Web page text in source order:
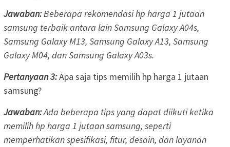
Jawaban:Beberapa rekomendasi hp harga 1 jutaan
samsung terbaik antara lain Samsung Galaxy A04s,
Samsung Galaxy M13, Samsung Galaxy A13, Samsung
Galaxy M04, dan Samsung Galaxy A03s.
Pertanyaan 3:Apa saja tips memilih hp harga 1 jutaan
samsung?
Jawaban:Ada beberapa tips yang dapat diikuti ketika
memilih hp harga 1 jutaan samsung, seperti
memperhatikan spesifikasi, fitur, desain, dan layanan